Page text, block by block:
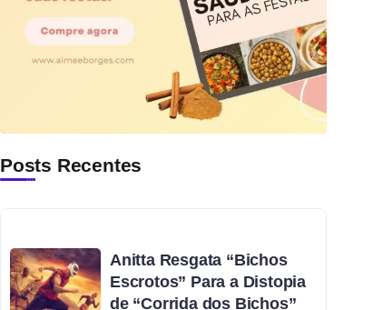
Posts Recentes
Anitta Resgata “Bichos
Escrotos” Para a Distopia
de “Corrida dos Bichos”